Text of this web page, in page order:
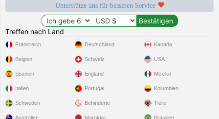
Unterstütze uns für besseren Service
Treffen nach Land
Frankreich
Belgien
Spanien
Italien
Schweden
Deutschland
Schweiz
England
Portugal
Behinderte
Kanada
USA
Mexiko
Kolumbien
Tiere
Australien Marokko Brasilien